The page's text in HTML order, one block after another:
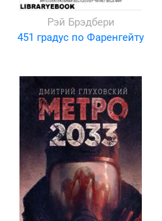
Рэй Брэдбери
451 градус по Фаренгейту